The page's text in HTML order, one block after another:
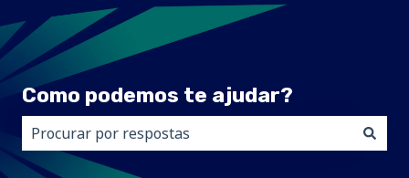
Como podemos te ajudar?
Não há sugestões porque o campo de pesquisa está